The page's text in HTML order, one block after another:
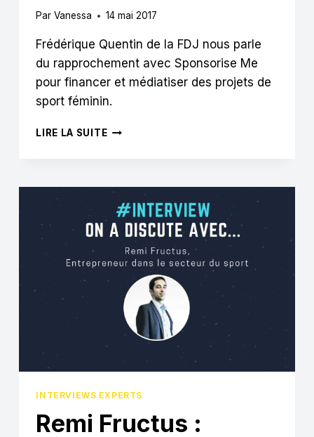
Par Vanessa 14 mai 2017
Frédérique Quentin de la FDJ nous parle
du rapprochement avec Sponsorise Me
pour financer et médiatiser des projets de
sport féminin.
LIRE LA SUITEFRÉDÉRIQUE
FEMMES
SONT
PLUS
PRÉSENTES
SUR
LES
RÉSEAUX
SOCIAUX
DANS
SPORT »
INTERVIEWS EXPERTS
Remi Fructus :